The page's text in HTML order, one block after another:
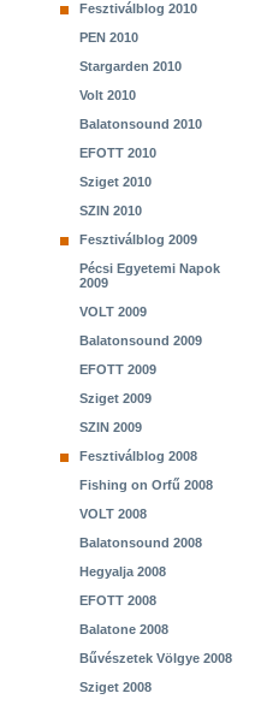
Fesztiválblog 2010
PEN 2010
Stargarden 2010
Volt 2010
Balatonsound 2010
EFOTT 2010
Sziget 2010
SZIN 2010
Fesztiválblog 2009
Pécsi Egyetemi Napok
2009
VOLT 2009
Balatonsound 2009
EFOTT 2009
Sziget 2009
SZIN 2009
Fesztiválblog 2008
Fishing on Orfű 2008
VOLT 2008
Balatonsound 2008
Hegyalja 2008
EFOTT 2008
Balatone 2008
Bűvészetek Völgye 2008
Sziget 2008